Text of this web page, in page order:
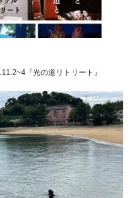
『光の道リトリート』